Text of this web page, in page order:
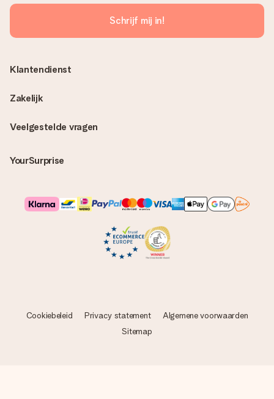
Schrijf mij in!
Veelgestelde vragen
YourSurprise
Klantendienst
Zakelijk
Cookiebeleid Privacy statement
Algemene voorwaarden
Sitemap